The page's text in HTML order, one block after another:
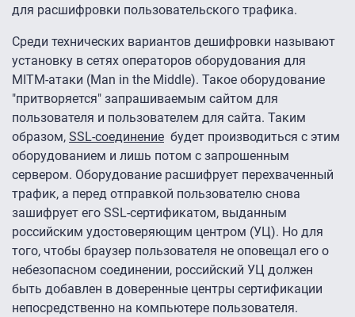
для расшифровки пользовательского трафика.
Среди технических вариантов дешифровки называют
установку в сетях операторов оборудования для
MITM-атаки (Man in the Middle). Такое оборудование
"притворяется" запрашиваемым сайтом для
пользователя и пользователем для сайта. Таким
образом, SSL-соединение будет производиться с этим
оборудованием и лишь потом с запрошенным
сервером. Оборудование расшифрует перехваченный
трафик, а перед отправкой пользователю снова
зашифрует его SSL-сертификатом, выданным
российским удостоверяющим центром (УЦ). Но для
того, чтобы браузер пользователя не оповещал его о
небезопасном соединении, российский УЦ должен
быть добавлен в доверенные центры сертификации
непосредственно на компьютере пользователя.